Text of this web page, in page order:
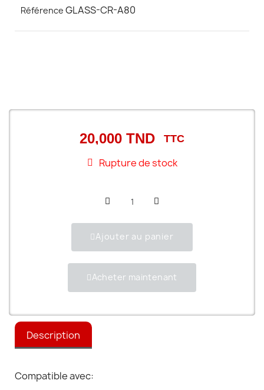
Référence GLASS-CR-A80
20,000 TND TTC
Rupture de stock
Ajouter au panier
Acheter maintenant
Description
Compatible avec: